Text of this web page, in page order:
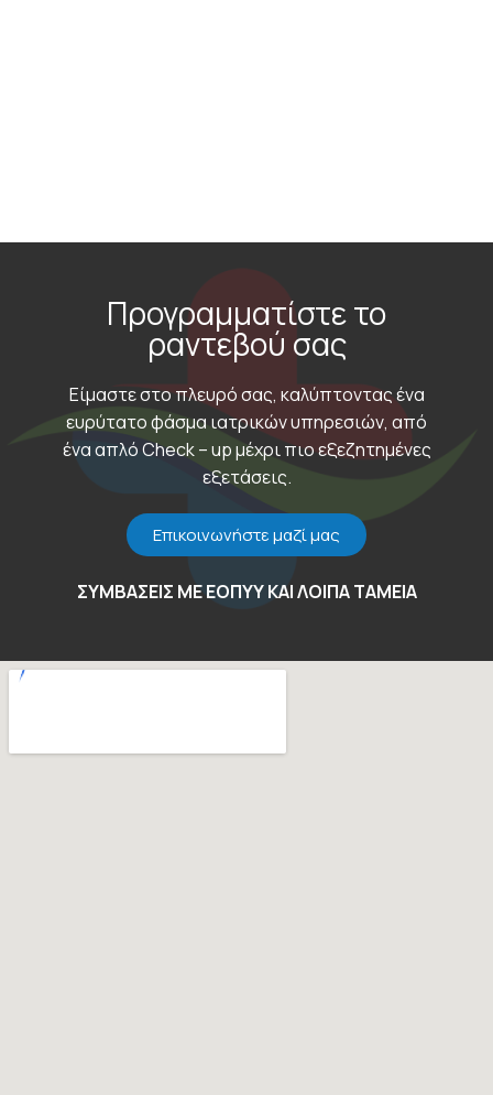
Προγραμματίστε το
ραντεβού σας
Είμαστε στο πλευρό σας, καλύπτοντας ένα
ευρύτατο φάσμα ιατρικών υπηρεσιών, από
ένα απλό Check – up μέχρι πιο εξεζητημένες
εξετάσεις.
Επικοινωνήστε μαζί μας
ΣΥΜΒΑΣΕΙΣ ΜΕ ΕΟΠΥΥ ΚΑΙ ΛΟΙΠΑ ΤΑΜΕΙΑ